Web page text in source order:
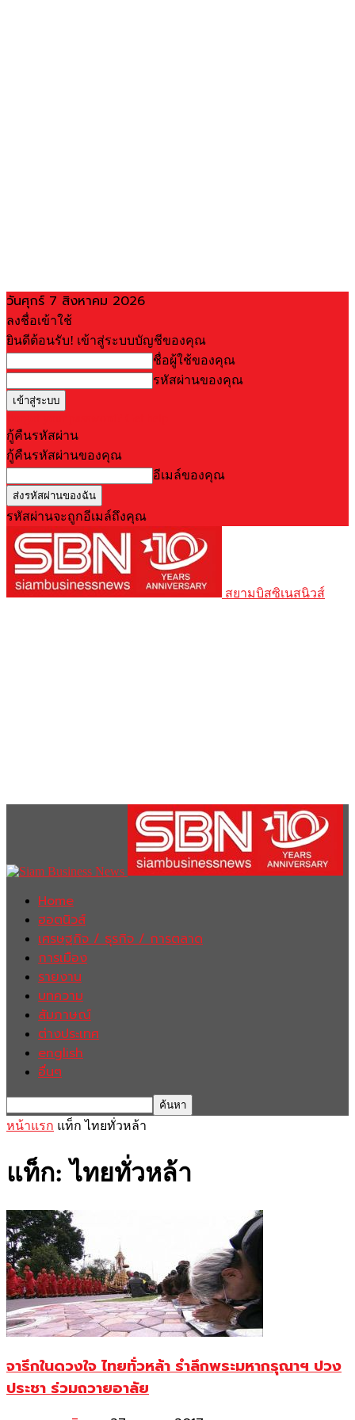
วันศุกร์ 7 สิงหาคม 2026
ลงชื่อเข้าใช้
ยินดีต้อนรับ! เข้าสู่ระบบบัญชีของคุณ
ชื่อผู้ใช้ของคุณ
รหัสผ่านของคุณ
กู้คืนรหัสผ่าน
กู้คืนรหัสผ่านของคุณ
อีเมล์ของคุณ
รหัสผ่านจะถูกอีเมล์ถึงคุณ
สยามบิสซิเนสนิวส์
Home
ฮอตนิวส์
เศรษฐกิจ / ธุรกิจ / การตลาด
การเมือง
รายงาน
บทความ
สัมภาษณ์
ต่างประเทศ
english
อื่นๆ
หน้าแรก แท็ก ไทยทั่วหล้า
แท็ก: ไทยทั่วหล้า
จารึกในดวงใจ ไทยทั่วหล้า รำลึกพระมหากรุณาฯ ปวง
ประชา ร่วมถวายอาลัย